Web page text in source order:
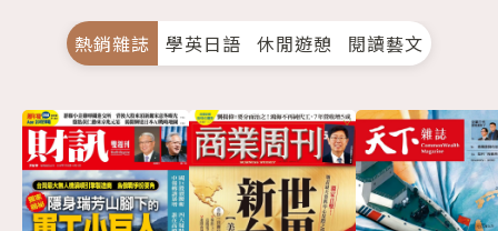
熱銷雜誌 學英日語 休閒遊憩 閱讀藝文